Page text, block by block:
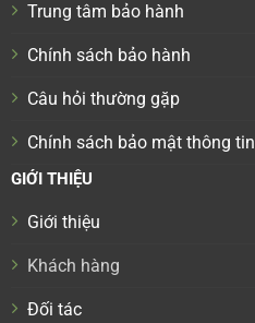
Trung tâm bảo hành
Chính sách bảo hành
Câu hỏi thường gặp
Chính sách bảo mật thông tin
GIỚI THIỆU
Giới thiệu
Khách hàng
Đối tác